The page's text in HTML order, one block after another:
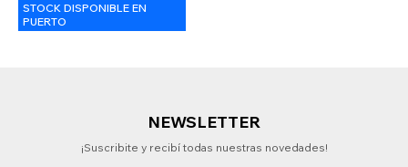
STOCK DISPONIBLE EN
PUERTO
NEWSLETTER
¡Suscribite y recibí todas nuestras novedades!